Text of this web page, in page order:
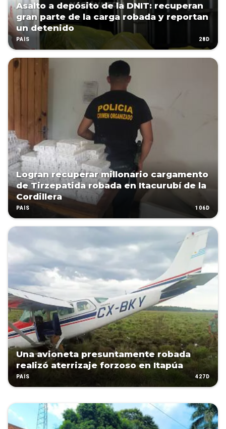
Asalto a depósito de la DNIT: recuperan
gran parte de la carga robada y reportan
un detenido
PAÍS 28D
Logran recuperar millonario cargamento
de Tirzepatida robada en Itacurubí de la
Cordillera
PAÍS 106D
Una avioneta presuntamente robada
realizó aterrizaje forzoso en Itapúa
PAÍS 427D